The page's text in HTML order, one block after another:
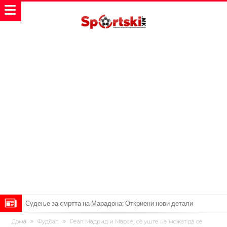
Дилеми повеќе нема: Познато е кога Родри ќе стане новиот
Дома Фудбал
Реал Мадрид и Марсеј сè уште не можат да се